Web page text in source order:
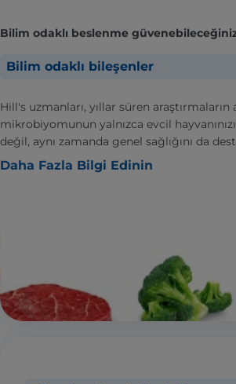
Bilim odaklı beslenme güvenebileceğiniz
Bilim odaklı bileşenler
Hill's uzmanları, yıllar süren araştırmaların
mikrobiyomunun yalnızca evcil
değil, aynı zamanda genel sağlığını da
Daha Fazla Bilgi Edinin